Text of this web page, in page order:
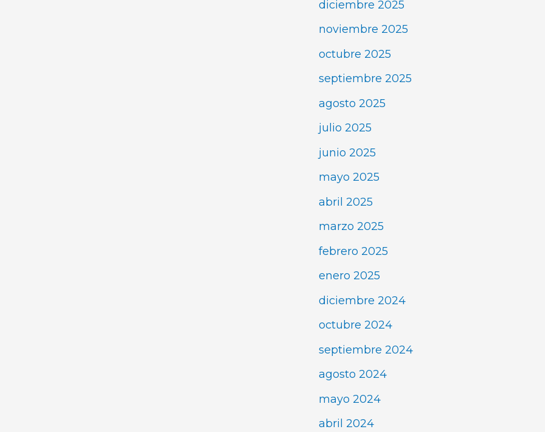
diciembre 2025
noviembre 2025
octubre 2025
septiembre 2025
agosto 2025
julio 2025
junio 2025
mayo 2025
abril 2025
marzo 2025
febrero 2025
enero 2025
diciembre 2024
octubre 2024
septiembre 2024
agosto 2024
mayo 2024
abril 2024